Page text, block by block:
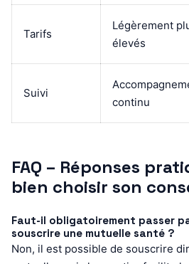
Tarifs
Légèrement
élevés
Suivi
continu
FAQ – Réponses
bien choisir son
Faut-il obligatoirement passer
souscrire une mutuelle santé ?
Non, il est possible de souscrire